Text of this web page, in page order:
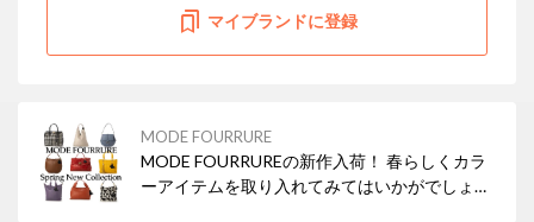
マイブランドに登録
MODE FOURRURE
MODE FOURRUREの新作入荷！ 春らしくカラ
ーアイテムを取り入れてみてはいかがでしょう